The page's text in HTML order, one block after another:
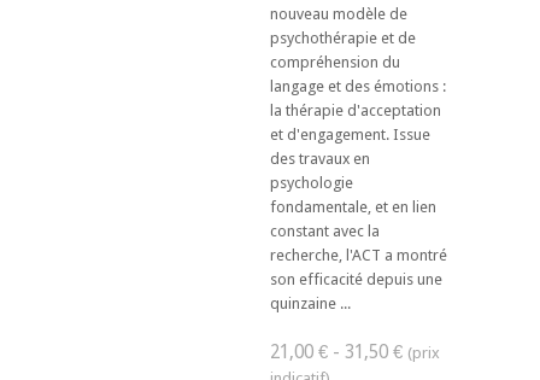
nouveau modèle de
psychothérapie et de
compréhension du
langage et des émotions :
la thérapie d'acceptation
et d'engagement. Issue
des travaux en
psychologie
fondamentale, et en lien
constant avec la
recherche, l'ACT a montré
son efficacité depuis une
quinzaine ...
21,00 € - 31,50 €